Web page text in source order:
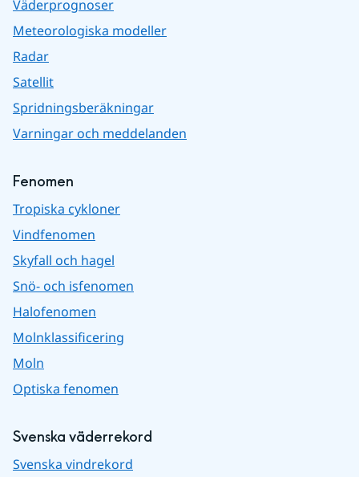
Väderprognoser
Meteorologiska modeller
Radar
Satellit
Spridningsberäkningar
Varningar och meddelanden
Fenomen
Tropiska cykloner
Vindfenomen
Skyfall och hagel
Snö- och isfenomen
Halofenomen
Molnklassificering
Moln
Optiska fenomen
Svenska väderrekord
Svenska vindrekord